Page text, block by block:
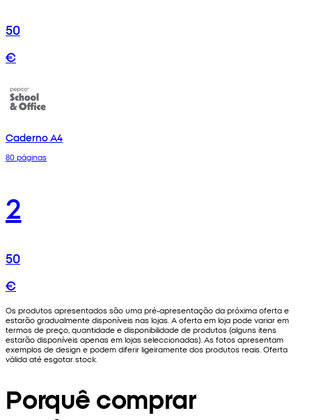
50
€
Caderno A4
80 páginas
2
50
€
Os produtos apresentados são uma pré-apresentação da próxima oferta e
estarão gradualmente disponíveis nas lojas. A oferta em loja pode variar em
termos de preço, quantidade e disponibilidade de produtos (alguns itens
estarão disponíveis apenas em lojas seleccionadas). As fotos apresentam
exemplos de design e podem diferir ligeiramente dos produtos reais. Oferta
válida até esgotar stock.
Porquê comprar